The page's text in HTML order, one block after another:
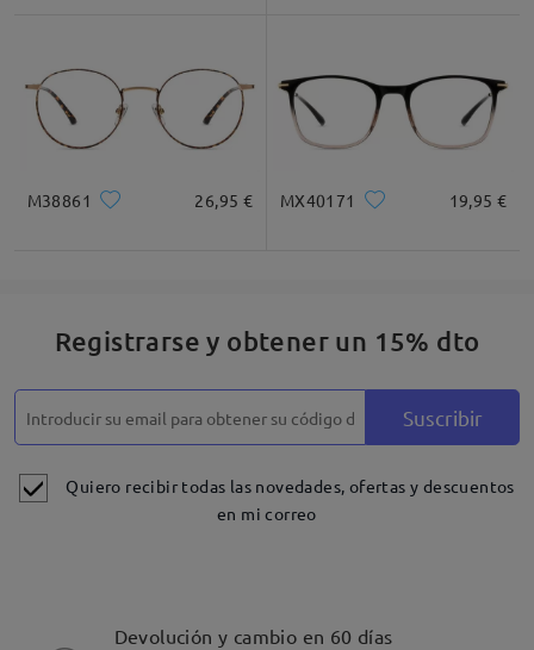
M38861 26,95 € MX40171 19,95 €
Registrarse y obtener un 15% dto
Suscribir
Quiero recibir todas las novedades, ofertas y descuentos
en mi correo
Devolución y cambio en 60 días